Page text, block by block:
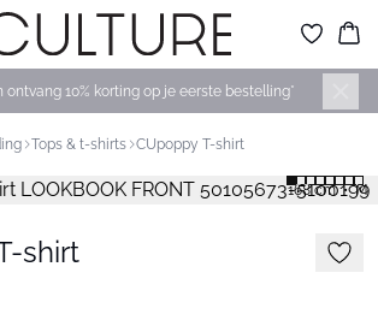
ontvang 10% korting op je eerste bestelling*
Tops & t-shirts CUpoppy T-shirt
168 cm • M
shirt